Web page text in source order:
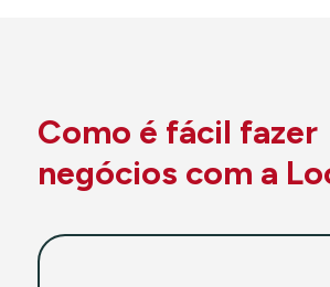
Como é fácil fazer
negócios com a